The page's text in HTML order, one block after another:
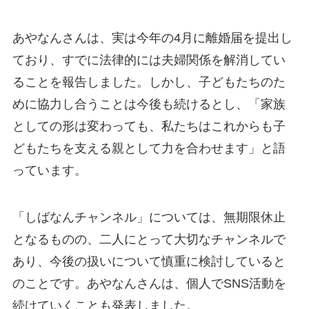
あやなんさんは、実は今年の4月に離婚届を提出し
ており、すでに法律的には夫婦関係を解消してい
ることを報告しました。しかし、子どもたちのた
めに協力し合うことは今後も続けるとし、「家族
としての形は変わっても、私たちはこれからも子
どもたちを支える親として力を合わせます」と語
っています。
「しばなんチャンネル」については、無期限休止
となるものの、二人にとって大切なチャンネルで
あり、今後の扱いについて慎重に検討していると
のことです。あやなんさんは、個人でSNS活動を
続けていくことも発表しました。